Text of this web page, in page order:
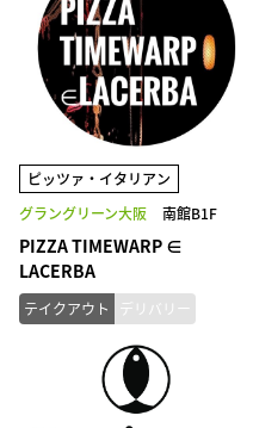
ピッツァ・イタリアン
グラングリーン大阪
南館B1F
PIZZA TIMEWARP ∈
LACERBA
テイクアウト デリバリー